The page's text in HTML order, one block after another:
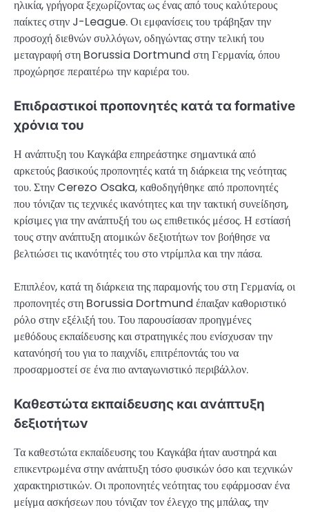
ηλικία, γρήγορα ξεχωρίζοντας ως ένας από τους καλύτερους
παίκτες στην J-League. Οι εμφανίσεις του τράβηξαν την
προσοχή διεθνών συλλόγων, οδηγώντας στην τελική του
μεταγραφή στη Borussia Dortmund στη Γερμανία, όπου
προχώρησε περαιτέρω την καριέρα του.
Επιδραστικοί προπονητές κατά τα formative
χρόνια του
Η ανάπτυξη του Καγκάβα επηρεάστηκε σημαντικά από
αρκετούς βασικούς προπονητές κατά τη διάρκεια της νεότητας
του. Στην Cerezo Osaka, καθοδηγήθηκε από προπονητές
που τόνιζαν τις τεχνικές ικανότητες και την τακτική συνείδηση,
κρίσιμες για την ανάπτυξή του ως επιθετικός μέσος. Η εστίασή
τους στην ανάπτυξη ατομικών δεξιοτήτων τον βοήθησε να
βελτιώσει τις ικανότητές του στο ντρίμπλα και την πάσα.
Επιπλέον, κατά τη διάρκεια της παραμονής του στη Γερμανία, οι
προπονητές στη Borussia Dortmund έπαιξαν καθοριστικό
ρόλο στην εξέλιξή του. Του παρουσίασαν προηγμένες
μεθόδους εκπαίδευσης και στρατηγικές που ενίσχυσαν την
κατανόησή του για το παιχνίδι, επιτρέποντάς του να
προσαρμοστεί σε ένα πιο ανταγωνιστικό περιβάλλον.
Καθεστώτα εκπαίδευσης και ανάπτυξη
δεξιοτήτων
Τα καθεστώτα εκπαίδευσης του Καγκάβα ήταν αυστηρά και
επικεντρωμένα στην ανάπτυξη τόσο φυσικών όσο και τεχνικών
χαρακτηριστικών. Οι προπονητές νεότητας του εφάρμοσαν ένα
μείγμα ασκήσεων που τόνιζαν τον έλεγχο της μπάλας, την